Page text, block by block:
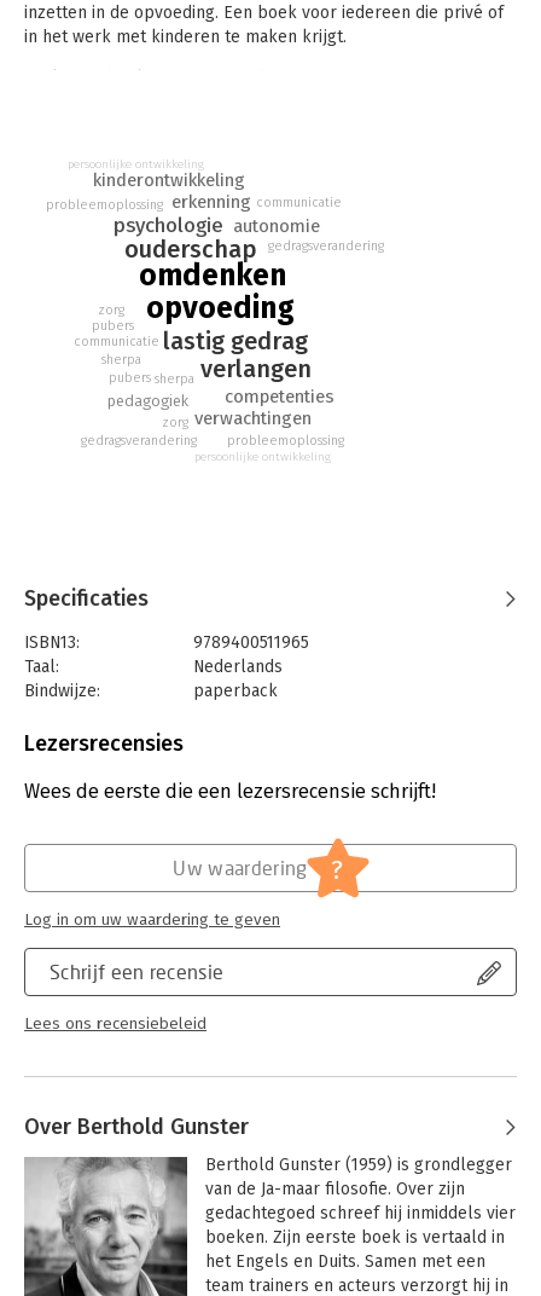
inzetten in de opvoeding. Een boek voor iedereen die privé of
in het werk met kinderen te maken krijgt.
braaf ...ik ben een man ...wat een dun boekje ...heb je ze weer,
van Omdenken...
opvoeding
omdenken
lastig gedrag
ouderschap
verlangen
psychologie
erkenning
competenties
verwachtingen
kinderontwikkeling
autonomie
pedagogiek
sherpa
communicatie
gedragsverandering
probleemoplossing
pubers
persoonlijke ontwikkeling
zorg
sherpa
communicatie
gedragsverandering
probleemoplossing
pubers
persoonlijke ontwikkeling
zorg
Specificaties
ISBN13:
9789400511965
Taal:
Nederlands
Bindwijze:
paperback
Uitgever:
Verschijningsdatum:
12-11-2019
Lezersrecensies
Wees de eerste die een lezersrecensie schrijft!
Schrijf een recensie
Lees ons recensiebeleid
Uw waardering ?
Log in om uw waardering te geven
Over Berthold Gunster
Berthold Gunster (1959) is grondlegger
van de Ja-maar filosofie. Over zijn
gedachtegoed schreef hij inmiddels vier
boeken. Zijn eerste boek is vertaald in
het Engels en Duits. Samen met een
team trainers en acteurs verzorgt hij in